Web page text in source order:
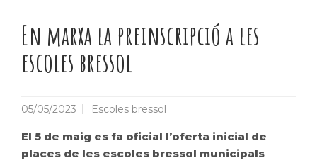
En marxa la preinscripció a les
escoles bressol
05/05/2023 Escoles bressol
El 5 de maig es fa oficial l’oferta inicial de
places de les escoles bressol municipals